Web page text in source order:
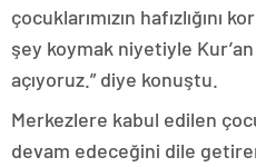
çocuklarımızın hafızlığını
şey koymak niyetiyle
açıyoruz.” diye konuştu.
Merkezlere kabul edilen
devam edeceğini dile